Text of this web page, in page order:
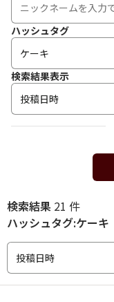
ハッシュタグ
検索結果表示
投稿日時
検索結果 21 件
ハッシュタグ:ケーキ
投稿日時